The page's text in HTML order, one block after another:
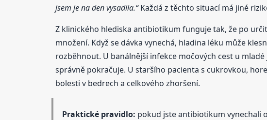
jsem je na den vysadila.“Každá z těchto situací má jiné
Z klinického hlediska antibiotikum funguje tak, že po
množení. Když se dávka vynechá, hladina léku může
rozběhnout. U banálnější infekce močových cest u
správně pokračuje. U staršího pacienta s cukrovkou,
bolesti v bedrech a celkového zhoršení.
Praktické pravidlo: pokud jste antibiotikum vynechali